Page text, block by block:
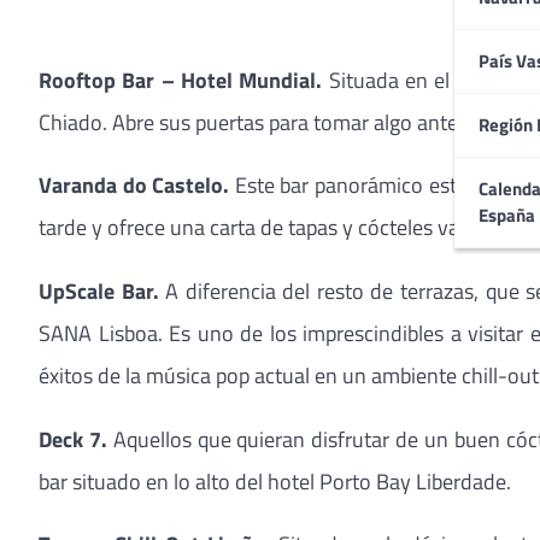
País
Región
Rooftop Bar – Hotel Mundial. Situada en el noveno
Chiado. Abre sus puertas para tomar algo antes de
Varanda do Castelo. Este bar panorámico está
tarde y ofrece una carta de tapas y cócteles variados
UpScale Bar. A diferencia del resto de terrazas, que
SANA Lisboa. Es uno de los imprescindibles a
éxitos de la música pop actual en un ambiente chill-
Deck 7. Aquellos que quieran disfrutar de un buen
bar situado en lo alto del hotel Porto Bay Liberdade.